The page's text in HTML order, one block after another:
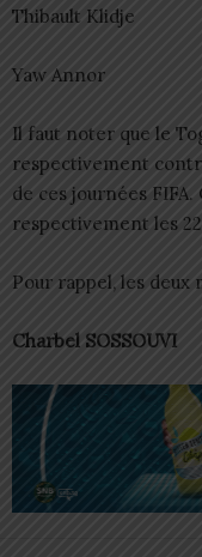
Thibault Klidje
Yaw Annor
Il faut noter que le
respectivement
de ces journées
respectivement les
Pour rappel, les deux
Charbel SOSSOUVI